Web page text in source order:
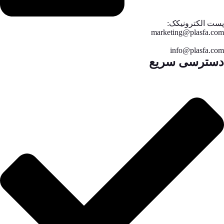
پست الکترونیکک:
marketing@plasfa.com
info@plasfa.com
دسترسی سریع